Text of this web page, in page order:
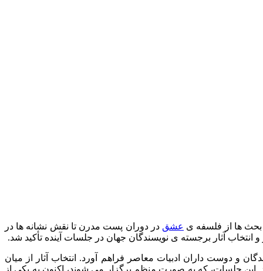
بحث ها از فلسفه ی عشق در دوران پست مدرن تا نقش نشانه ها در
آثار برجسته ی نویسندگان جهان در جلسات آینده تأکید شد.
و دوست داران ادبیات معاصر فراهم آورد. انتخاب آثار از میان
این جلسات، که به صورت منظم برگزار می شوند، اکنون به یکی از